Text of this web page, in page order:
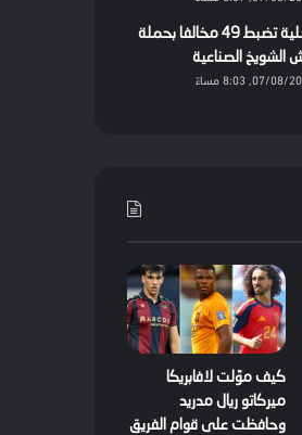
الداخلية تضبط 49 مخالفا بحملة
الشويخ الصناعية
2026, 8:03 مساءً
كيف موّلت لافابريكا
ميركاتو ريال مدريد
وحافظت على قوام الفريق